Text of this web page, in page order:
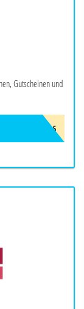
Gutscheinen und
AUG26